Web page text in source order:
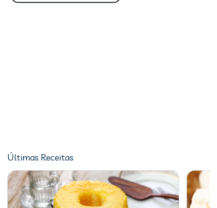
Últimas Receitas